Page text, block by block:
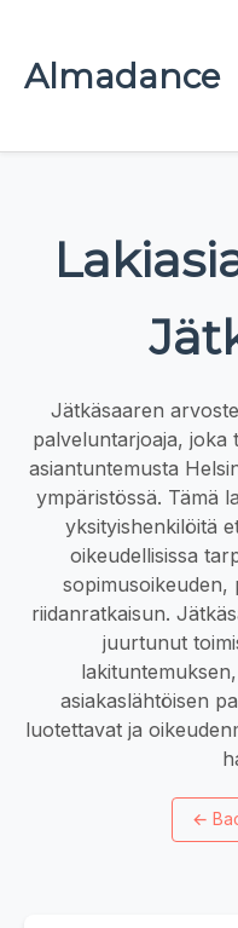
Almadance
Jätkäsaaren
palveluntarjoaja, joka
asiantuntemusta
ympäristössä. Tämä
yksityishenkilöitä
oikeudellisissa
sopimusoikeuden,
riidanratkaisun.
juurtunut
asiakaslähtöisen
luotettavat ja
←